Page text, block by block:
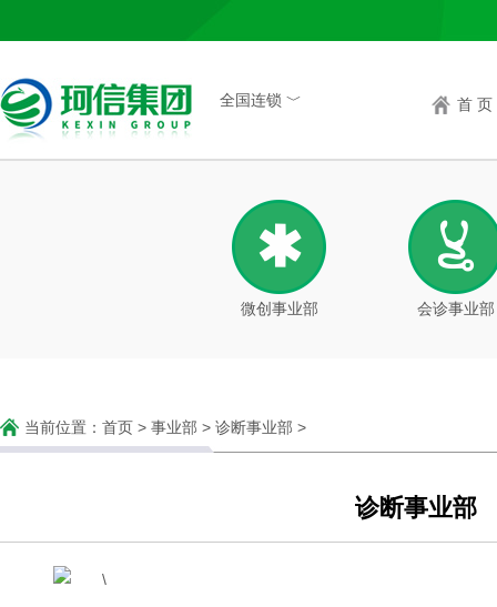
全国连锁 ﹀ 首 页
微创事业部 会诊事业部
当前位置： 首页 > 事业部 > 诊断事业部 >
诊断事业部